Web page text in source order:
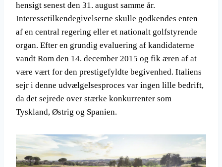
hensigt senest den 31. august samme år.
Interessetilkendegivelserne skulle godkendes enten
af en central regering eller et nationalt golfstyrende
organ. Efter en grundig evaluering af kandidaterne
vandt Rom den 14. december 2015 og fik æren af at
være vært for den prestigefyldte begivenhed. Italiens
sejr i denne udvælgelsesproces var ingen lille bedrift,
da det sejrede over stærke konkurrenter som
Tyskland, Østrig og Spanien.